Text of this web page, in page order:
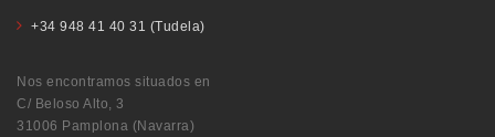
+34 948 41 40 31 (Tudela)
Nos encontramos situados en
C/ Beloso Alto, 3
31006 Pamplona (Navarra)